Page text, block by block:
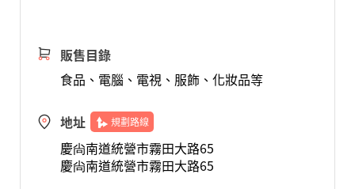
販售目錄
食品、電腦、電視、服飾、化妝品等
地址 規劃路線
慶尙南道統營市霧田大路65
慶尙南道統營市霧田大路65